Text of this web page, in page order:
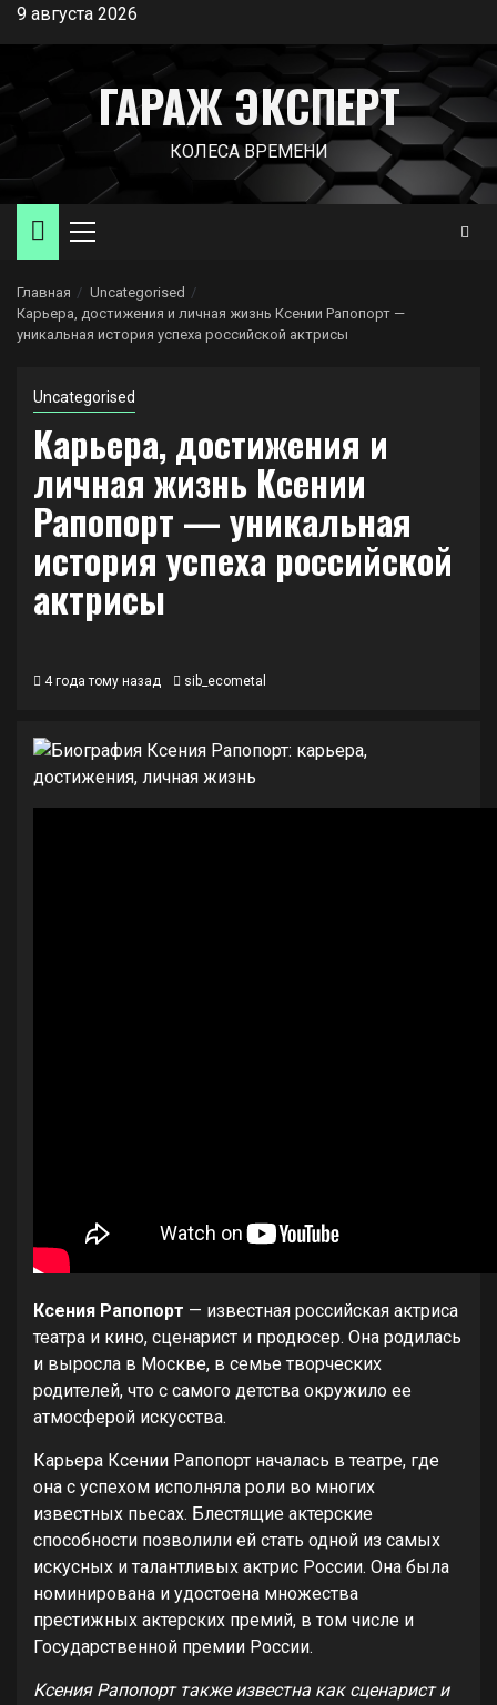
Перейти
содержимому
9 августа 2026
ГАРАЖ ЭКСПЕРТ
КОЛЕСА ВРЕМЕНИ
Основное
Главная
Uncategorised
Карьера, достижения и личная жизнь Ксении Рапопорт —
уникальная история успеха российской актрисы
Uncategorised
Карьера, достижения и
личная жизнь Ксении
Рапопорт — уникальная
история успеха российской
актрисы
4 года тому назад sib_ecometal
Ксения Рапопорт — известная российская актриса
театра и кино, сценарист и продюсер. Она родилась
и выросла в Москве, в семье творческих
родителей, что с самого детства окружило ее
атмосферой искусства.
Карьера Ксении Рапопорт началась в театре, где
она с успехом исполняла роли во многих
известных пьесах. Блестящие актерские
способности позволили ей стать одной из самых
искусных и талантливых актрис России. Она была
номинирована и удостоена множества
престижных актерских премий, в том числе и
Государственной премии России.
Ксения Рапопорт также известна как сценарист и